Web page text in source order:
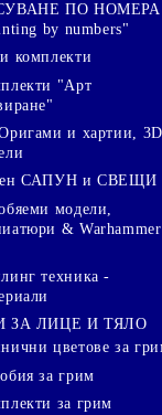
ПО НОМЕРА
by numbers"
комплекти
"Арт
и хартии, 3D
САПУН и СВЕЩИ
модели,
& Warhammer
техника -
ЗА ЛИЦЕ И ТЯЛО
цветове за
за грим
за грим